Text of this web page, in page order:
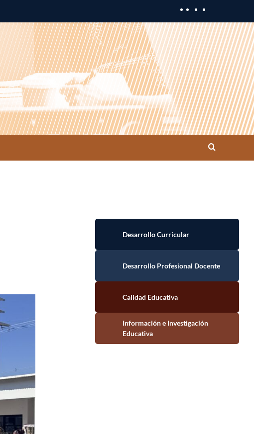
Información e Investigación Educativa